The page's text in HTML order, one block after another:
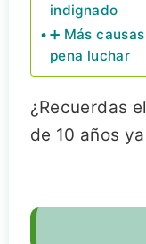
indignado
➕ Más
pena luchar
¿Recuerdas el
de 10 años